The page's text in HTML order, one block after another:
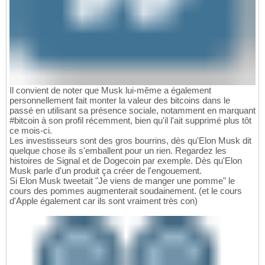
Il convient de noter que Musk lui-même a également
personnellement fait monter la valeur des bitcoins dans le
passé en utilisant sa présence sociale, notamment en marquant
#bitcoin à son profil récemment, bien qu'il l'ait supprimé plus tôt
ce mois-ci.
Les investisseurs sont des gros bourrins, dès qu'Elon Musk dit
quelque chose ils s'emballent pour un rien. Regardez les
histoires de Signal et de Dogecoin par exemple. Dès qu'Elon
Musk parle d'un produit ça créer de l'engouement.
Si Elon Musk tweetait "Je viens de manger une pomme" le
cours des pommes augmenterait soudainement. (et le cours
d'Apple également car ils sont vraiment très con)